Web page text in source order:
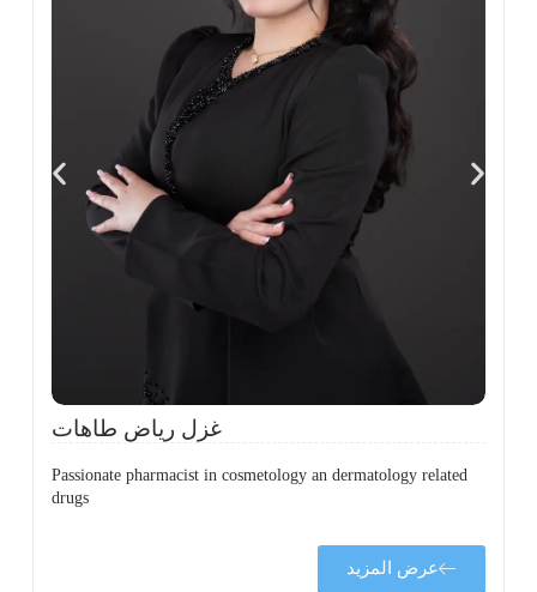
غزل رياض طاهات
Passionate pharmacist in cosmetology an dermatology related
drugs
عرض المزيد